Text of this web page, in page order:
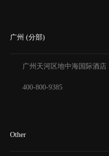
广州 (分部)
广州天河区地中海国际酒店
400-800-9385
Other